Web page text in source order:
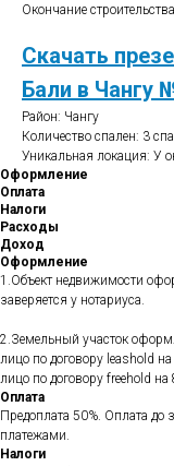
Окончание
Cкачать
Бали в Чангу
Район: Чангу
Количество спален: 3
Уникальная локация: У
Оформление
Оплата
Налоги
Расходы
Доход
Оформление
1.Объект недвижимости
заверяется у нотариуса.
2.Земельный участок
лицо по договору leashold
лицо по договору freehold
Оплата
Предоплата 50%. Оплата до
платежами.
Налоги